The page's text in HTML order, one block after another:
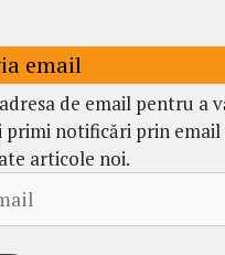
email
de email pentru a
primi notificări prin email
articole noi.